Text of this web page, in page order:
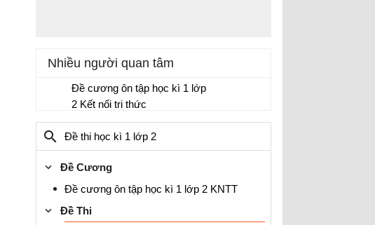
Nhiều người quan tâm
Đề cương ôn tập học kì 1 lớp
2 Kết nối tri thức
Đề thi cuối kì 1 lớp 2 môn Toán, Tiếng Việt
Đề thi học kì 1 lớp 2
Đề Cương
Đề cương ôn tập học kì 1 lớp 2 KNTT
Đề Thi